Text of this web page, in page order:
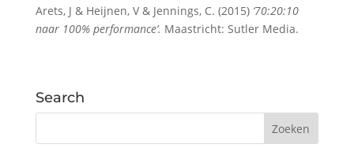
Arets, J & Heijnen, V & Jennings, C. (2015) ‘70:20:10
naar 100% performance’. Maastricht: Sutler Media.
Search